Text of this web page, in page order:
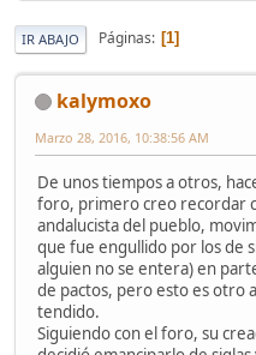
IR ABAJO Páginas 1
kalymoxo
Marzo 28, 2016, 10:38:56 AM
De unos tiempos a otros,
foro, primero creo recordar
andalucista del pueblo,
que fue engullido por los de
alguien no se entera) en
de pactos, pero esto es otro
tendido.
Siguiendo con el foro, su